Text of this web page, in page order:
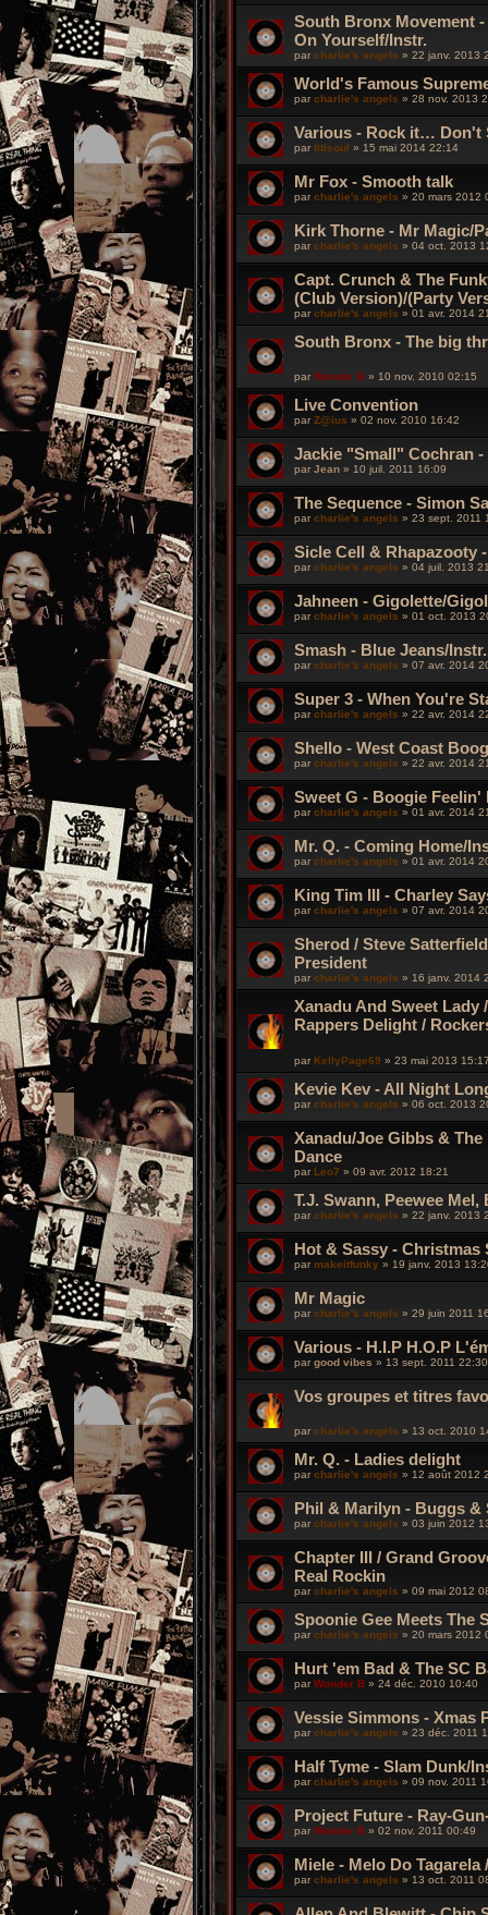
South Bronx Movement
On Yourself/Instr.
par charlie's angels » 22 janv. 2013
World's Famous
parcharlie's angels » 28 nov. 2013
Various - Rock it… Don't
par titisoul » 15 mai 2014 22:14
Mr Fox - Smooth talk
parcharlie's angels » 20 mars 2012
Kirk Thorne - Mr Magic/
par charlie's angels » 04 oct. 2013
Capt. Crunch & The
(Club Version)/(Party
par charlie's angels » 01 avr. 2014
South Bronx - The big
par Wonder B » 10 nov. 2010 02:15
Live Convention
parZ@ius » 02 nov. 2010 16:42
Jackie "Small" Cochran
par Jean » 10 juil. 2011 16:09
The Sequence - Simon
parcharlie's angels » 23 sept. 2011
Sicle Cell & Rhapazooty
par charlie's angels » 04 juil. 2013
Jahneen - Gigolette/
parcharlie's angels » 01 oct. 2013
Smash - Blue Jeans/Instr.
par charlie's angels » 07 avr. 2014
Super 3 - When You're
parcharlie's angels » 22 avr. 2014
Shello - West Coast
par charlie's angels » 22 avr. 2014
Sweet G - Boogie Feelin'
parcharlie's angels » 01 avr. 2014
Mr. Q. - Coming Home/
par charlie's angels » 01 avr. 2014
King Tim III - Charley
parcharlie's angels » 07 avr. 2014
Sherod / Steve
President
par charlie's angels » 16 janv. 2014
Xanadu And Sweet Lady
Rappers Delight /
par KellyPage69 » 23 mai 2013 15:17
Kevie Kev - All Night
par charlie's angels » 06 oct. 2013
Xanadu/Joe Gibbs &
Dance
par Leo7 » 09 avr. 2012 18:21
T.J. Swann, Peewee
par charlie's angels » 22 janv. 2013
Hot & Sassy -
parmakeitfunky » 19 janv. 2013
Mr Magic
par charlie's angels » 29 juin 2011
Various - H.I.P H.O.P
pargood vibes » 13 sept. 2011 22:30
Vos groupes et titres
par charlie's angels » 13 oct. 2010
Mr. Q. - Ladies delight
parcharlie's angels » 12 août 2012
Phil & Marilyn - Buggs &
par charlie's angels » 03 juin 2012
Chapter III / Grand
Real Rockin
par charlie's angels » 09 mai 2012
Spoonie Gee Meets The
par charlie's angels » 20 mars 2012
Hurt 'em Bad & The SC
parWonder B » 24 déc. 2010 10:40
Vessie Simmons - Xmas
par charlie's angels » 23 déc. 2011
Half Tyme - Slam Dunk/
parcharlie's angels » 09 nov. 2011
Project Future - Ray-
par Wonder B » 02 nov. 2011 00:49
Miele - Melo Do Tagarela
parcharlie's angels » 13 oct. 2011